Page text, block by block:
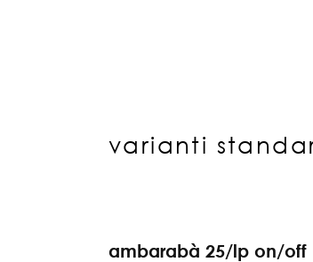
varianti
ambarabà 25/lp on/off